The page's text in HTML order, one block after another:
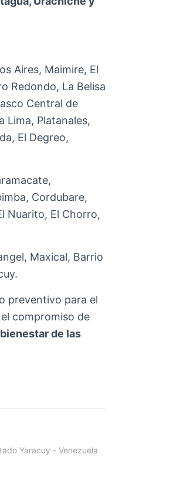
Aires, Maimire, El
Redondo, La Belisa
Central de
Lima, Platanales,
El Degreo,
Cordubare,
Nuarito, El Chorro,
Maxical, Barrio
preventivo para el
compromiso de
de las
Yaracuy - Venezuela